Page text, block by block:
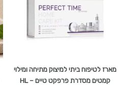
מארז לטיפוח ביתי למיצוק מתיחה ומילוי
קמטים מסדרת פרפקט טיים – HL